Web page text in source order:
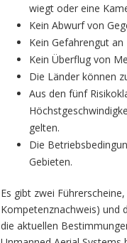
wiegt oder eine
Kein Abwurf von
Kein Gefahrengut an
Kein Überflug von
Die Länder können
Aus den fünf
gelten.
Die
Gebieten.
Es gibt zwei
Kompetenznachweis) und
die aktuellen